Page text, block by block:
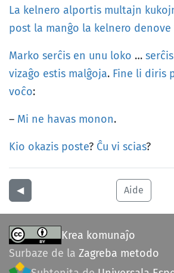
La kelnero alportis multajn
post la manĝo la kelnero denove
Marko serĉis en unu loko … serĉis
vizaĝo estis malĝoja. Fine li diris
voĉo:
– Mi ne havas monon.
Kio okazis poste? Ĉu vi scias?
◀︎ Aide
Krea komunaĵo
Surbaze de la Zagreba metodo